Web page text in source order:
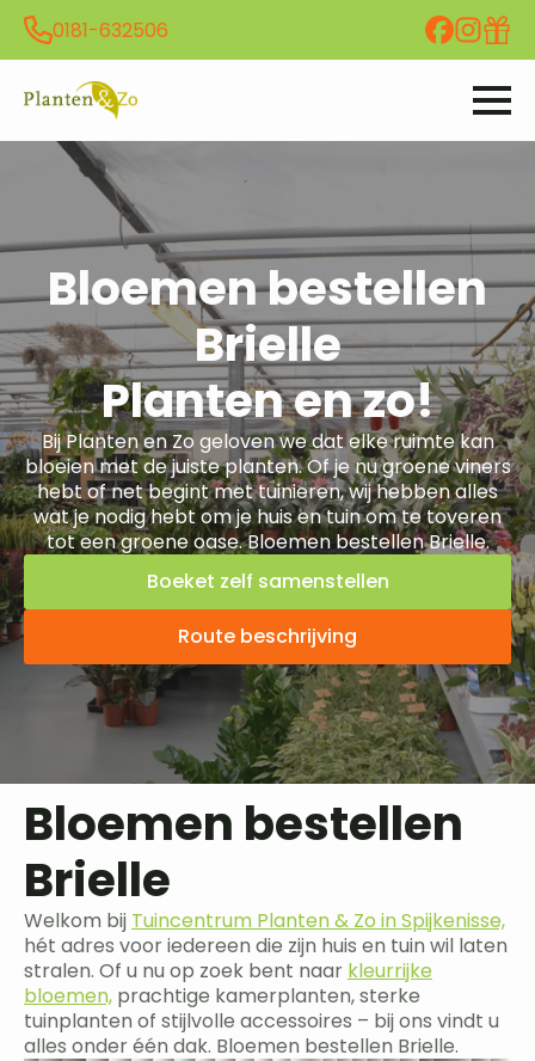
0181-632506
Bloemen bestellen
Brielle
Planten en zo!
Bij Planten en Zo geloven we dat elke ruimte kan
bloeien met de juiste planten. Of je nu groene viners
hebt of net begint met tuinieren, wij hebben alles
wat je nodig hebt om je huis en tuin om te toveren
tot een groene oase. Bloemen bestellen Brielle.
Boeket zelf samenstellen
Route beschrijving
Bloemen bestellen
Brielle
Welkom bij Tuincentrum Planten & Zo in Spijkenisse,
hét adres voor iedereen die zijn huis en tuin wil laten
stralen. Of u nu op zoek bent naar kleurrijke
bloemen, prachtige kamerplanten, sterke
tuinplanten of stijlvolle accessoires – bij ons vindt u
alles onder één dak. Bloemen bestellen Brielle.